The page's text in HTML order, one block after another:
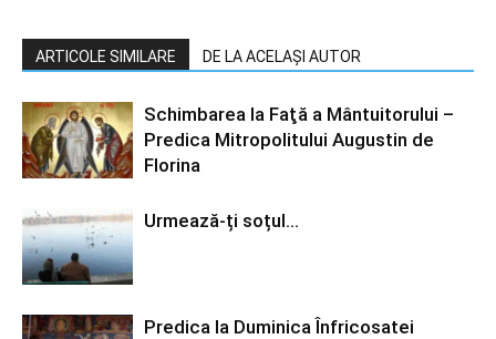
ARTICOLE SIMILARE DE LA ACELAȘI AUTOR
Schimbarea la Faţă a Mântuitorului –
Predica Mitropolitului Augustin de
Florina
Urmează-ți soțul…
Predica la Duminica Înfricosatei